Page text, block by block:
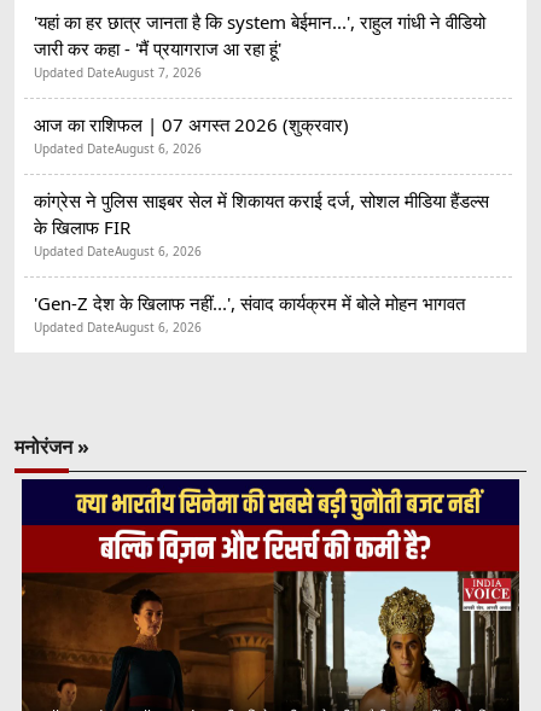
'यहां का हर छात्र जानता है कि system बेईमान...', राहुल गांधी ने वीडियो
जारी कर कहा - 'मैं प्रयागराज आ रहा हूं'
Updated DateAugust 7, 2026
आज का राशिफल | 07 अगस्त 2026 (शुक्रवार)
Updated DateAugust 6, 2026
कांग्रेस ने पुलिस साइबर सेल में शिकायत कराई दर्ज, सोशल मीडिया हैंडल्स
के खिलाफ FIR
Updated DateAugust 6, 2026
'Gen-Z देश के खिलाफ नहीं...', संवाद कार्यक्रम में बोले मोहन भागवत
Updated DateAugust 6, 2026
मनोरंजन »